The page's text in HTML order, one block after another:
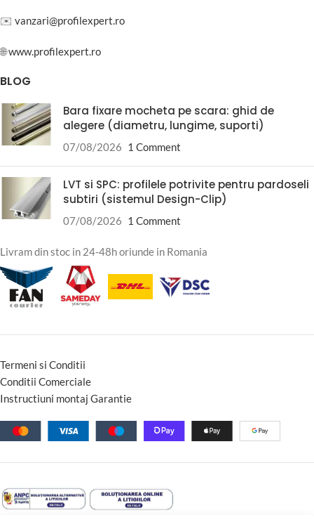
✉️ vanzari@profilexpert.ro
🌐www.profilexpert.ro
BLOG
Bara fixare mocheta pe scara: ghid de
alegere (diametru, lungime, suporti)
07/08/2026 1 Comment
LVT si SPC: profilele potrivite pentru pardoseli
subtiri (sistemul Design-Clip)
07/08/2026 1 Comment
Livram din stoc in 24-48h oriunde in Romania
Termeni si Conditii
Conditii Comerciale
Instructiuni montaj Garantie